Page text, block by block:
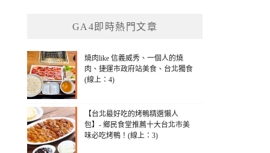
GA4即時熱門文章
燒肉like 信義威秀、一個人的燒
肉、捷運市政府站美食、台北獨食
(線上：4)
【台北最好吃的烤鴨精選懶人
包】- 鄉民食堂推薦十大台北市美
味必吃烤鴨！(線上：3)